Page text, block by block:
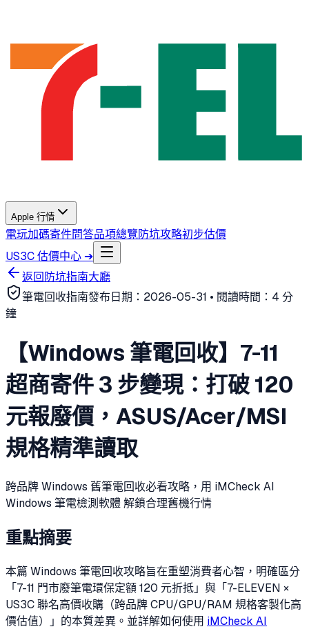
Apple 行情
電玩加碼寄件問答品項總覽防坑攻略初步估價
US3C 估價中心 ➔
返回防坑指南大廳
筆電回收指南發布日期： 2026-05-31 • 閱讀時間： 4 分
鐘
【Windows 筆電回收】7-11
超商寄件 3 步變現：打破 120
元報廢價，ASUS/Acer/MSI
規格精準讀取
跨品牌 Windows 舊筆電回收必看攻略，用 iMCheck AI
Windows 筆電檢測軟體 解鎖合理舊機行情
重點摘要
本篇 Windows 筆電回收攻略旨在重塑消費者心智，明確區分
「7-11 門市廢筆電環保定額 120 元折抵」與「7-ELEVEN ×
US3C 聯名高價收購（跨品牌 CPU/GPU/RAM 規格客製化高
價估值）」的本質差異。並詳解如何使用 iMCheck AI